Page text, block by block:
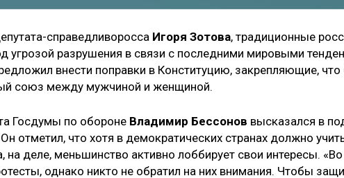
справедливоросса Игоря Зотова, традиционные
угрозой разрушения в связи с последними мировыми
внести поправки в Конституцию, закрепляющие, что
союз между мужчиной и женщиной.
Госдумы по обороне Владимир Бессонов высказался в
отметил, что хотя в демократических странах должно
на деле, меньшинство активно лоббирует свои интересы.
однако никто не обратил на них внимания. Чтобы